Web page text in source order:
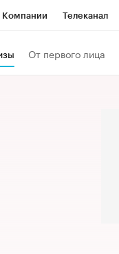
Компании Телеканал
От первого лица